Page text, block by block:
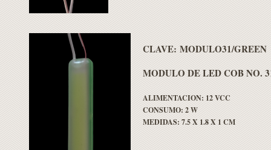
CLAVE: MODULO31/GREEN
MODULO DE LED COB NO.
ALIMENTACION: 12 VCC
CONSUMO: 2 W
MEDIDAS: 7.5 X 1.8 X 1 CM